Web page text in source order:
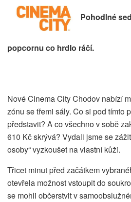
Pohodlné
popcornu co hrdlo ráčí.
Nové Cinema City Chodov nabízí
zónu se třemi sály. Co si pod tímto
představit? A co všechno v sobě
610 Kč skrývá? Vydali jsme se
osoby“ vyzkoušet na vlastní kůži.
Třicet minut před začátkem
otevřela možnost vstoupit do
se mohli občerstvit v